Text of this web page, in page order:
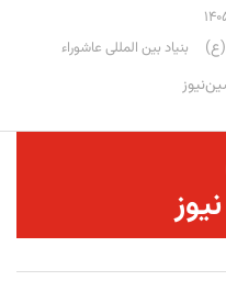
بنیاد بین المللی عاشوراء